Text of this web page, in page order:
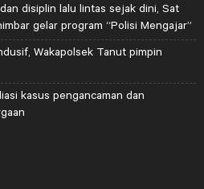
disiplin lalu lintas sejak dini, Sat
gelar program “Polisi Mengajar”
Wakapolsek Tanut pimpin
kasus pengancaman dan